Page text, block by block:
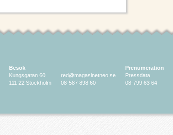
Besök
Kungsgatan 60
111 22 Stockholm
red@magasinetneo.se
08-587 898 60
Prenumeration
Pressdata
08-799 63 64